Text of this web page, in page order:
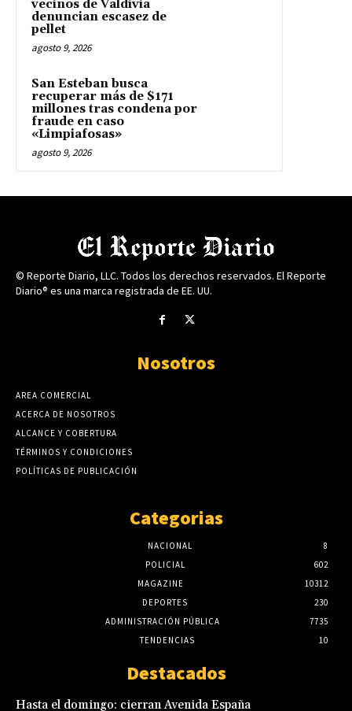
vecinos de Valdivia
denuncian escasez de
pellet
agosto 9, 2026
San Esteban busca
recuperar más de $171
millones tras condena por
fraude en caso
«Limpiafosas»
agosto 9, 2026
© Reporte Diario, LLC. Todos los derechos reservados. El Reporte
Diario® es una marca registrada de EE. UU.
Nosotros
AREA COMERCIAL
ACERCA DE NOSOTROS
ALCANCE Y COBERTURA
TÉRMINOS Y CONDICIONES
POLÍTICAS DE PUBLICACIÓN
Categorias
NACIONAL
8
POLICIAL
602
MAGAZINE
10312
DEPORTES
230
ADMINISTRACIÓN PÚBLICA
7735
TENDENCIAS
10
Destacados
Hasta el domingo: cierran Avenida España